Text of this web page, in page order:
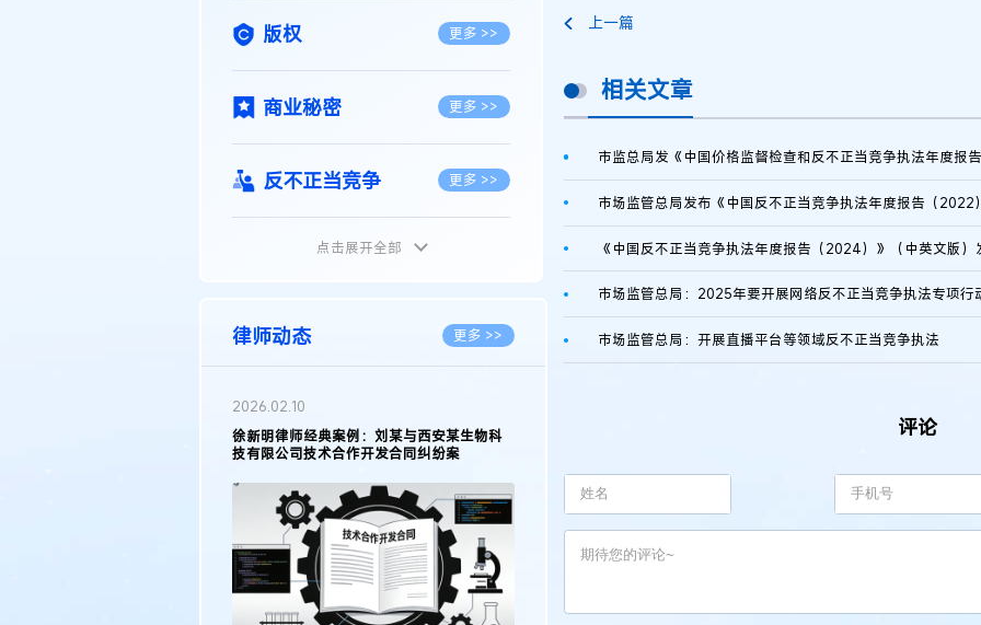
版权 更多 >>
商业秘密 更多 >>
反不正当竞争 更多 >>
植物新品种
地理标志 更多 >>
集成电路布图设计
传统文化 更多 >>
点击展开全部
律师动态 更多 >>
2026.02.10
徐新明律师经典案例：刘某与西安某生物科
技有限公司技术合作开发合同纠纷案
上一篇
相关文章
市监总局发《中国价格监督检查和反不正当竞争执法年度报
市场监管总局发布《中国反不正当竞争执法年度报告（2022
《中国反不正当竞争执法年度报告（2024）》（中英文版）
市场监管总局：2025年要开展网络反不正当竞争执法专项行
市场监管总局：开展直播平台等领域反不正当竞争执法
评论